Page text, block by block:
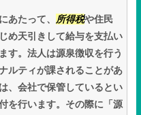
あたって、 所得税や住民
め天引きして給与を支払い
す。法人は源泉徴収を行う
ルティが課されることがあ
、会社で保管しているとい
を行います。その際に「源